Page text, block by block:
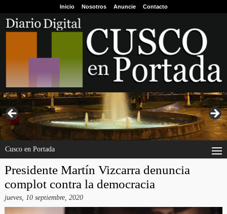
Inicio Nosotros Anuncie Contacto
Cusco en Portada
Presidente Martín Vizcarra denuncia
complot contra la democracia
jueves, 10 septiembre, 2020